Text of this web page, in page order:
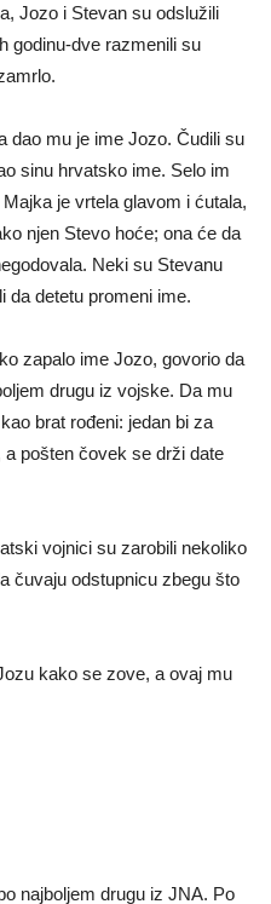
Jozo i Stevan su odslužili
godinu-dve razmenili su
dao mu je ime Jozo. Čudili su
sinu hrvatsko ime. Selo im
je vrtela glavom i ćutala,
njen Stevo hoće; ona će da
Neki su Stevanu
da detetu promeni ime.
zapalo ime Jozo, govorio da
drugu iz vojske. Da mu
brat rođeni: jedan bi za
pošten čovek se drži date
vojnici su zarobili nekoliko
čuvaju odstupnicu zbegu što
kako se zove, a ovaj mu
najboljem drugu iz JNA. Po